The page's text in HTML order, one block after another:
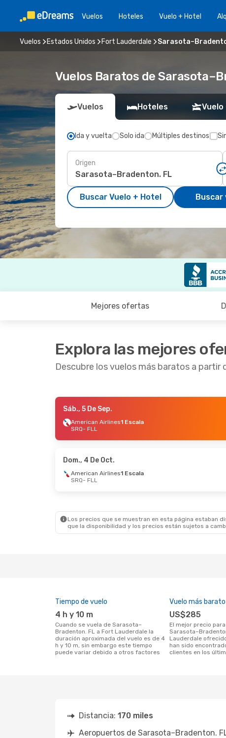
Vuelos Hoteles Vuelo + Hotel
Vuelos Estados Unidos Fort Lauderdale
Vuelos Baratos de
Vuelos Hoteles Vuelo
Ida y vuelta Solo ida Múltiples destinos
Origen
Buscar Vuelo + Hotel Buscar
Mejores ofertas
Explora las mejores
Descubre los vuelos más baratos a
- Sáb., 12 De Sep.
1 Escala
- Lun., 21 De Sep.
Sáb., 5 De Sep.
American Airlines1 Escala
SRQ- FLL
Dom., 4 De Oct.
American Airlines1 Escala
SRQ- FLL
Los precios que se muestran en esta página estaban
que la disponibilidad y los precios están sujetos a
Tiempo de vuelo
4 h y 10 m
Cuando se vuela de Sarasota–
Bradenton. FL a Fort Lauderdale la
duración aproximada del vuelo es de 4
h y 10 m, sin embargo este tiempo
puede variar debido a otros factores
Vuelo más barato
US$285
El mejor precio para vuelos de
Lauderdale
han sido
clientes en los
Distancia: 170 miles
Aeropuertos de Sarasota–Bradenton.